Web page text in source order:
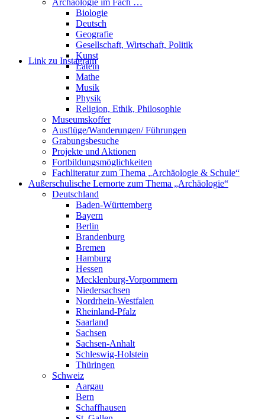
Link zu Instagram
Archäologie im Fach …
Biologie
Deutsch
Geografie
Gesellschaft, Wirtschaft, Politik
Kunst
Latein
Mathe
Musik
Physik
Religion, Ethik, Philosophie
Museumskoffer
Ausflüge/Wanderungen/ Führungen
Grabungsbesuche
Projekte und Aktionen
Fortbildungsmöglichkeiten
Fachliteratur zum Thema „Archäologie & Schule“
Außerschulische Lernorte zum Thema „Archäologie“
Deutschland
Baden-Württemberg
Bayern
Berlin
Brandenburg
Bremen
Hamburg
Hessen
Mecklenburg-Vorpommern
Niedersachsen
Nordrhein-Westfalen
Rheinland-Pfalz
Saarland
Sachsen
Sachsen-Anhalt
Schleswig-Holstein
Thüringen
Schweiz
Aargau
Bern
Schaffhausen